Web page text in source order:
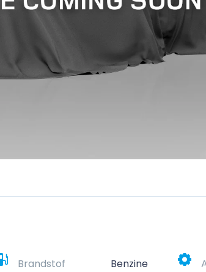
Brandstof Benzine